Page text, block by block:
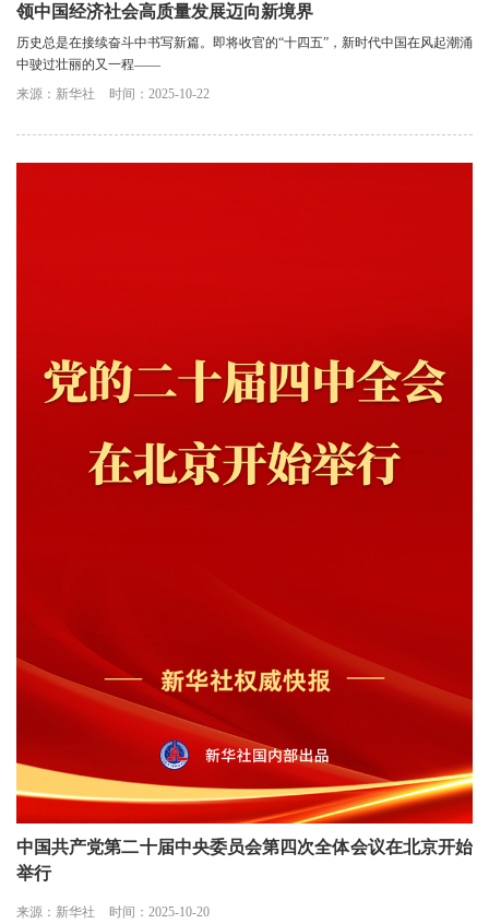
领中国经济社会高质量发展迈向新境界
历史总是在接续奋斗中书写新篇。即将收官的“十四五”，新时代中国在风起潮涌
中驶过壮丽的又一程——
来源：新华社
时间：2025-10-22
中国共产党第二十届中央委员会第四次全体会议在北京开始
举行
来源：新华社 时间：2025-10-20